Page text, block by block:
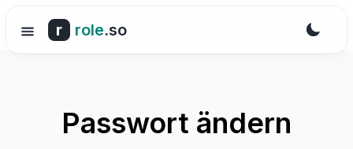
r role.so
Passwort ändern